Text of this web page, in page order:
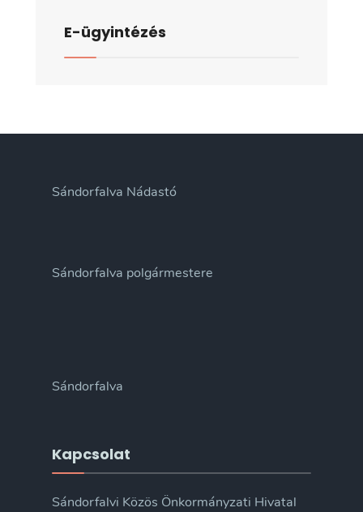
E-ügyintézés
Sándorfalva Nádastó
Sándorfalva polgármestere
Sándorfalva
Kapcsolat
Sándorfalvi Közös Önkormányzati Hivatal